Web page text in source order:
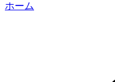
ホーム